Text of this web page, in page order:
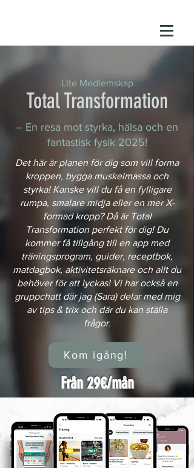
Lite Medlemskap
Total Transformation
– En resa mot styrka, hälsa och en
fantastisk fysik 2025!
Det här är planen för dig som vill forma
kroppen, bygga muskelmassa och
styrka! Kanske vill du få en fylligare
rumpa, smalare midja eller en mer X-
formad kropp? Då är Total
Transformation perfekt för dig! Du
kommer få tillgång till en app med
träningsprogram, guider, receptbok,
matdagbok, aktivitetsräknare och allt du
behöver för att lyckas! Vi har också en
gruppchatt där jag (Sara) delar med mig
av tips & trix och där du kan ställa
frågor.
Kom igång!
Från 29€/mån